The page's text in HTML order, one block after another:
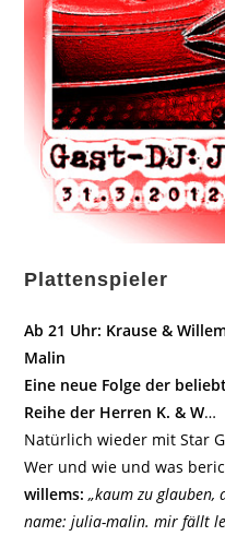
Plattenspieler
Ab 21 Uhr: Krause &
Malin
Eine neue Folge der
Reihe der Herren K. & W…
Natürlich wieder mit Star
Wer und wie und was
willems:„kaum zu
name: julia-malin. mir fällt